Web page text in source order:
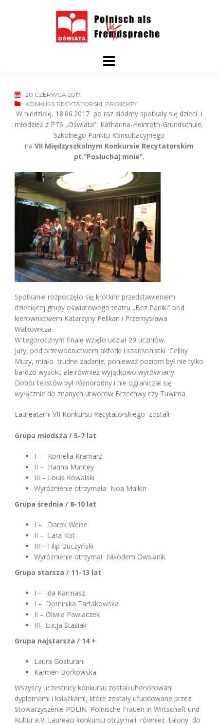
20 CZERWCA 2017
KONKURS RECYTATORSKI, PROJEKTY
W niedzielę, 18.06.2017 po raz siódmy spotkały się dzieci i
młodzież z PTS „Oświata”, Katharina-Heinroth-Grundschule,
Szkolnego Punktu Konsultacyjnego
na VII Międzyszkolnym Konkursie Recytatorskim
pt.”Posłuchaj mnie”.
Spotkanie rozpoczęło się krótkim przedstawieniem
dziecięcej grupy oświatowego teatru „Bez Paniki” pod
kierownictwem Katarzyny Pelikan i Przemysława
Walkowicza.
W tegorocznym finale wzięło udział 29 uczniów.
Jury, pod przewodnictwem aktorki i szansonistki Celiny
Muzy, miało trudne zadanie, ponieważ poziom był nie tylko
bardzo wysoki, ale również wyjątkowo wyrównany.
Dobór tekstów był różnorodny i nie ograniczał się
wyłącznie do znanych utworów Brzechwy czy Tuwima.
Laureatami VII Konkursu Recytatorskiego zostali:
Grupa młodsza / 5-7 lat
I – Kornelia Kramarz
II – Hanna Mantey
III – Louis Kowalski
Wyróżnienie otrzymała Noa Malkin
Grupa średnia / 8-10 lat
I – Darek Weise
II – Lara Kot
III – Filip Buczyński
Wyróżnienie otrzymał Nikodem Owsianik
Grupa starsza / 11-13 lat
I – Ida Karmasz
I – Dominika Tartakowska
II – Oliwia Pawlaczek
III– Łucja Stasiak
Grupa najstarsza / 14 +
Laura Gosturani
Karmen Borkowska
Wszyscy uczestnicy konkursu zostali uhonorowani
dyplomami i książkami, które zostały ufundowane przez
Stowarzyszenie POLIN Polnische Frauen in Wirtschaft und
Kultur e.V. Laureaci konkursu otrzymali również talony do